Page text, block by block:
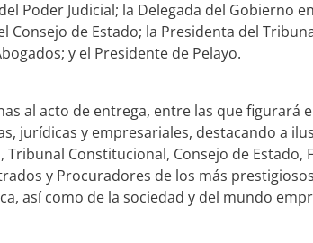
Poder Judicial; la Delegada del Gobierno
Consejo de Estado; la Presidenta del
y el Presidente de Pelayo.
al acto de entrega, entre las que figurará
jurídicas y empresariales, destacando a
Constitucional, Consejo de Estado,
y Procuradores de los más
así como de la sociedad y del mundo